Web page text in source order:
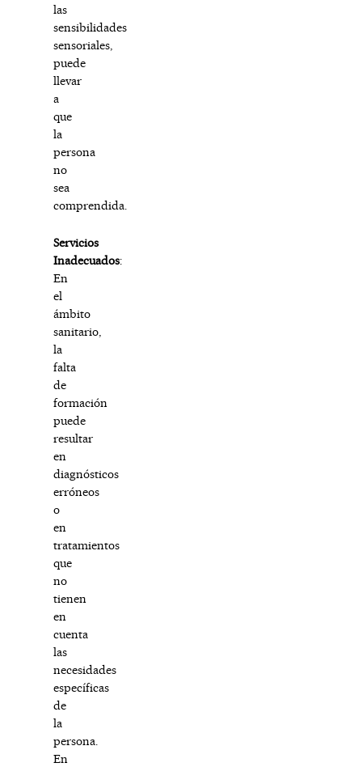
las
sensibilidades
sensoriales,
puede
llevar
a
que
la
persona
no
sea
comprendida.
Servicios
Inadecuados:
En
el
ámbito
sanitario,
la
falta
de
formación
puede
resultar
en
diagnósticos
erróneos
o
en
tratamientos
que
no
tienen
en
cuenta
las
necesidades
específicas
de
la
persona.
En